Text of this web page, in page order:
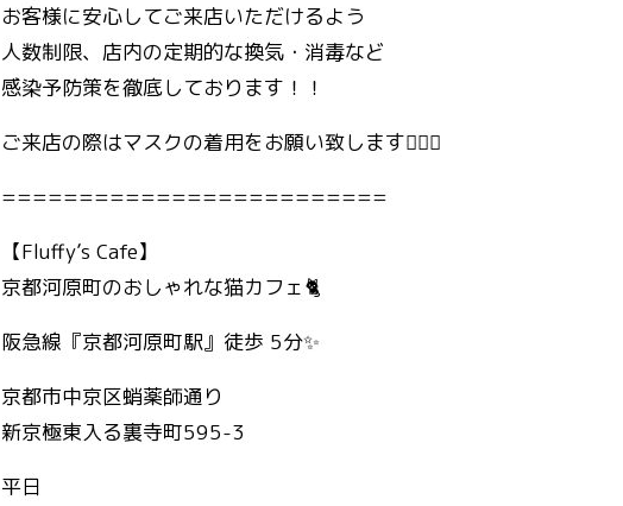
お客様に安心してご来店いただけるよう
人数制限、店内の定期的な換気・消毒など
感染予防策を徹底しております！！
ご来店の際はマスクの着用をお願い致します🙇🏻‍♀️
=========================
【Fluffy’s Cafe】
京都河原町のおしゃれな猫カフェ🐈
阪急線『京都河原町駅』徒歩 5分✨
京都市中京区蛸薬師通り
新京極東入る裏寺町595-3
平日